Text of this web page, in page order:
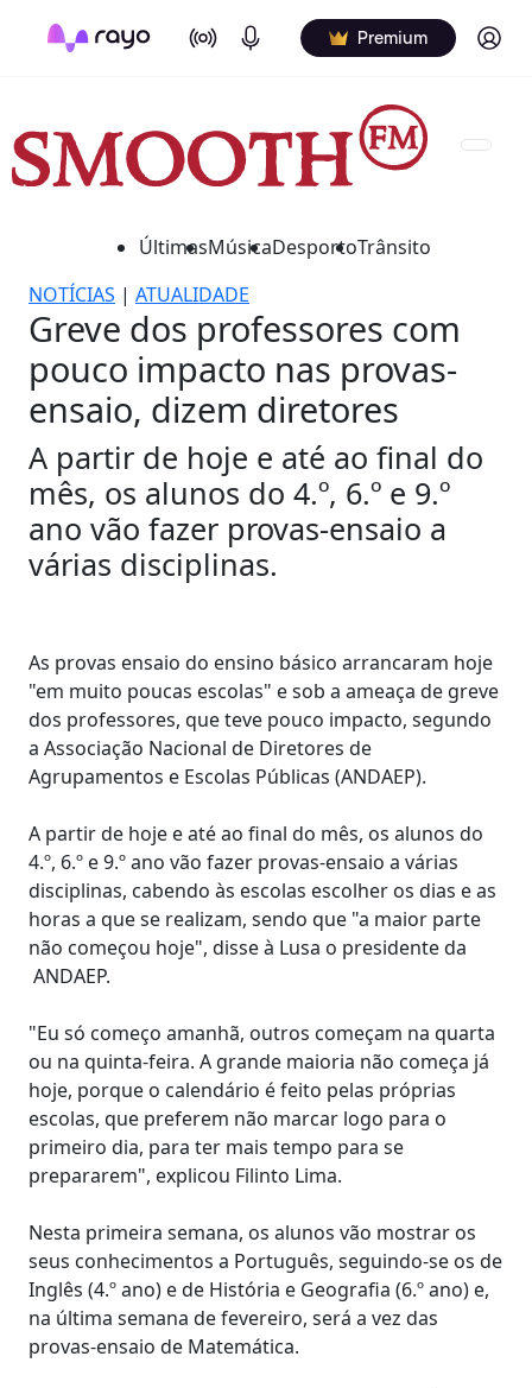
On Air Podcasts Premium Log in
ÚltimasMúsicaDesportoTrânsito
NOTÍCIAS | ATUALIDADE
Greve dos professores com
pouco impacto nas provas-
ensaio, dizem diretores
A partir de hoje e até ao final do
mês, os alunos do 4.º, 6.º e 9.º
ano vão fazer provas-ensaio a
várias disciplinas.
As provas ensaio do ensino básico arrancaram hoje
"em muito poucas escolas" e sob a ameaça de greve
dos professores, que teve pouco impacto, segundo
a Associação Nacional de Diretores de
Agrupamentos e Escolas Públicas (ANDAEP).
A partir de hoje e até ao final do mês, os alunos do
4.º, 6.º e 9.º ano vão fazer provas-ensaio a várias
disciplinas, cabendo às escolas escolher os dias e as
horas a que se realizam, sendo que "a maior parte
não começou hoje", disse à Lusa o presidente da
ANDAEP.
"Eu só começo amanhã, outros começam na quarta
ou na quinta-feira. A grande maioria não começa já
hoje, porque o calendário é feito pelas próprias
escolas, que preferem não marcar logo para o
primeiro dia, para ter mais tempo para se
prepararem", explicou Filinto Lima.
Nesta primeira semana, os alunos vão mostrar os
seus conhecimentos a Português, seguindo-se os de
Inglês (4.º ano) e de História e Geografia (6.º ano) e,
na última semana de fevereiro, será a vez das
provas-ensaio de Matemática.